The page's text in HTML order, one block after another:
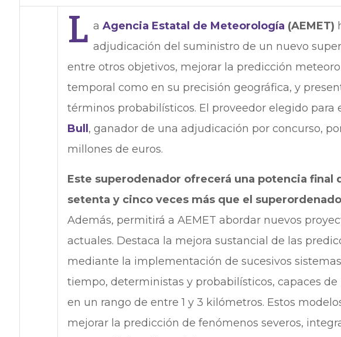
L a Agencia Estatal de Meteorología (AEMET)
adjudicación del suministro de un nuevo
entre otros objetivos, mejorar la predicción
temporal como en su precisión geográfica, y
términos probabilísticos. El proveedor elegido para
Bull , ganador de una adjudicación por concurso,
millones de euros.
Este superodenador ofrecerá una potencia final
setenta y cinco veces más que el
Además, permitirá a AEMET abordar nuevos
actuales. Destaca la mejora sustancial de las
mediante la implementación de sucesivos
tiempo, deterministas y probabilísticos, capaces de
en un rango de entre 1 y 3 kilómetros. Estos
mejorar la predicción de fenómenos severos,